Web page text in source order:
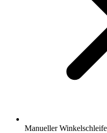
Manueller